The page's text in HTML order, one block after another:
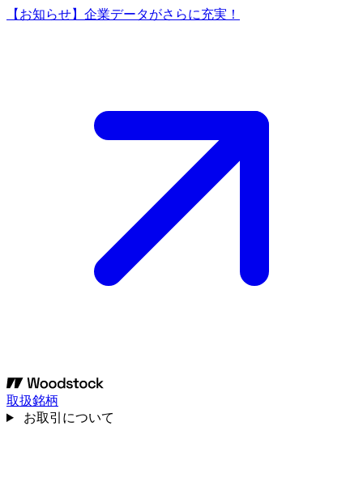
【お知らせ】企業データがさらに充実！
取扱銘柄
お取引について